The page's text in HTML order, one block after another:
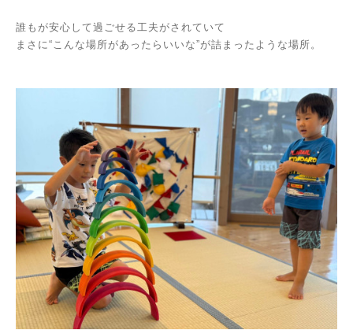
誰もが安心して過ごせる工夫がされていて
まさに“こんな場所があったらいいな”が詰まったような場所。